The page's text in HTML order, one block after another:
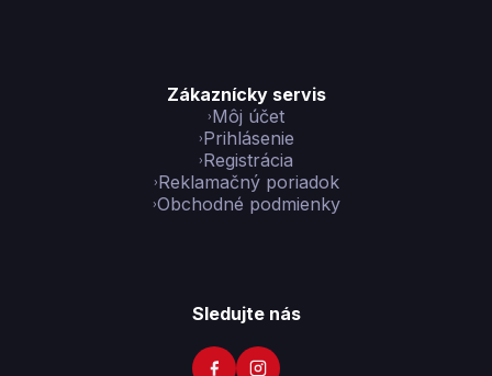
Zákaznícky servis
Môj účet
Prihlásenie
Registrácia
Reklamačný poriadok
Obchodné podmienky
Sledujte nás